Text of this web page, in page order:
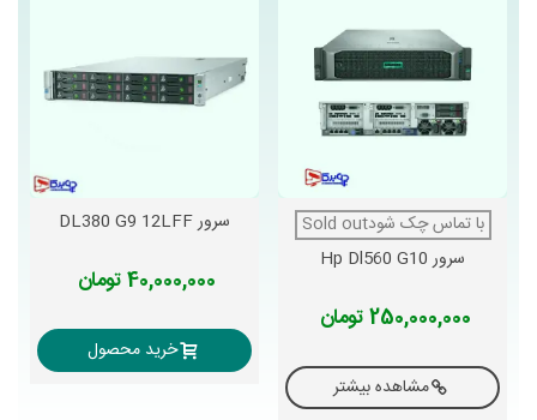
با تماس چک شودSold out
سرور Hp Dl560 G10
250,000,000 تومان
مشاهده بیشتر
سرور DL380 G9 12LFF
40,000,000 تومان
خرید محصول